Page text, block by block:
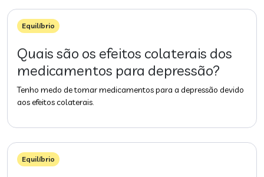
Equilíbrio
Quais são os efeitos colaterais dos
medicamentos para depressão?
Tenho medo de tomar medicamentos para a depressão devido
aos efeitos colaterais.
Equilíbrio